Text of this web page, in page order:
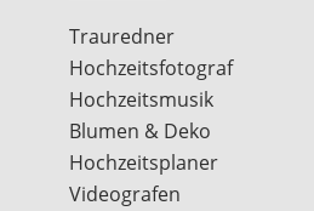
Trauredner
Hochzeitsfotograf
Hochzeitsmusik
Blumen & Deko
Hochzeitsplaner
Videografen